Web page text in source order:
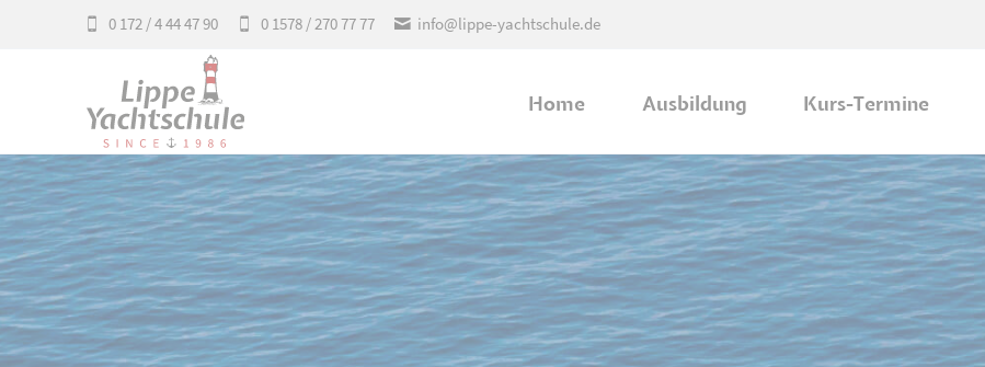
0 172 / 4 44 47 90 0 1578 / 270 77 77 info@lippe-yachtschule.de
Home Ausbildung
Ausbildung in Bad Oeynhausen
Ausbildung in Rheda-Wiedenbrück
Ausbildung in Hameln
Praxis Ausbildung - Mittellandkanal
Praxis Ausbildung - Weser (Hameln)
Kurs-Termine